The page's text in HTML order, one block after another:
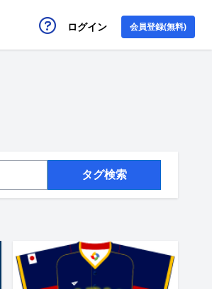
ログイン 会員登録(無料)
タグ検索